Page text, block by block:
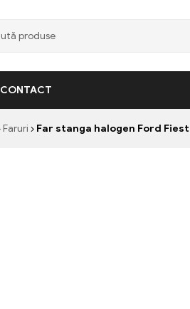
CONTACT
Faruri Far stanga halogen Ford